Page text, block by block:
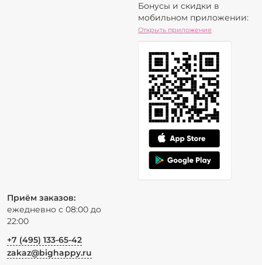
Бонусы и скидки в
мобильном приложении:
Открыть приложение
Приём заказов:
ежедневно с 08:00 до
22:00
+7 (495) 133-65-42
zakaz@bighappy.ru